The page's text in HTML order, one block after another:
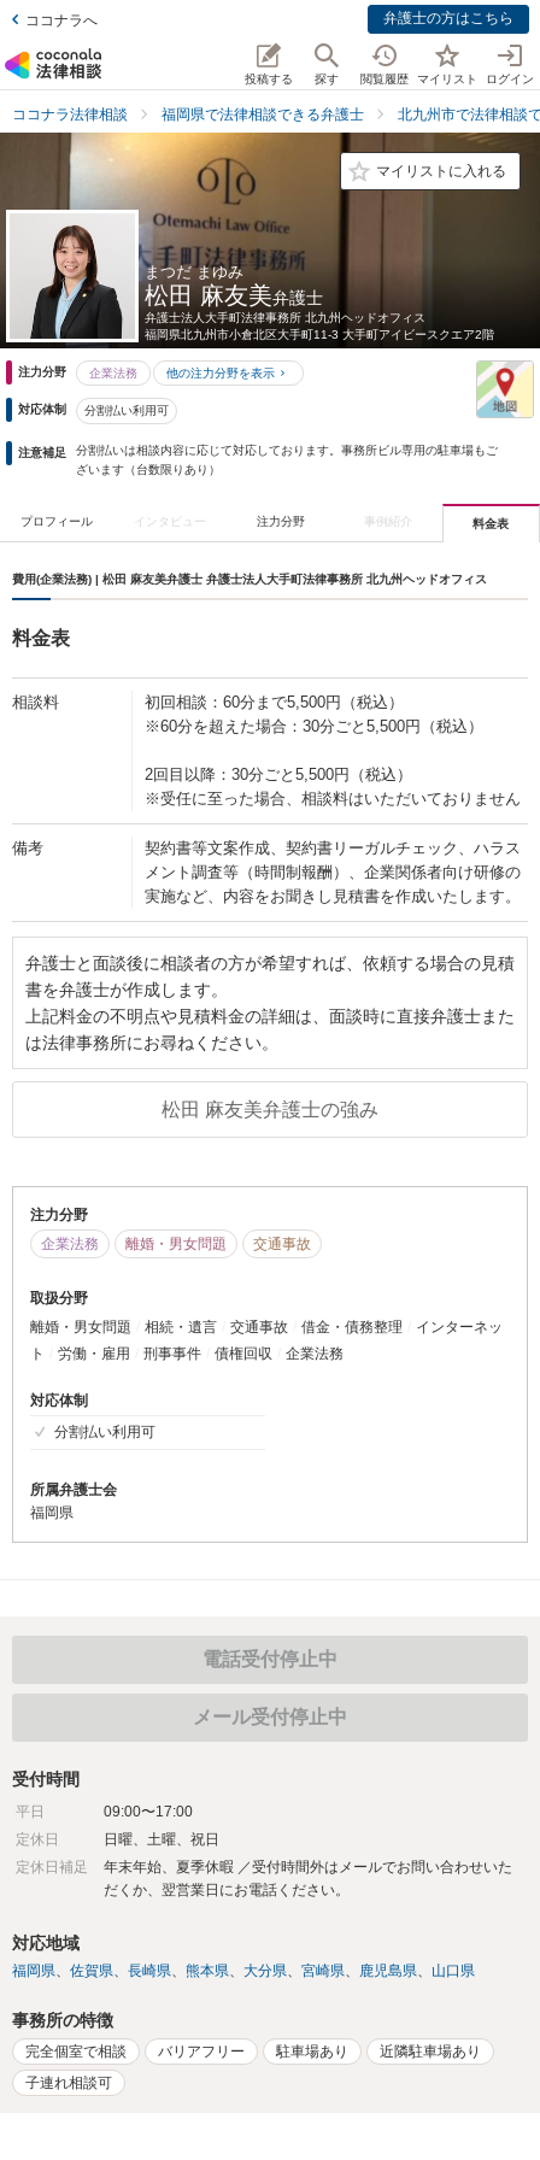
ココナラへ 弁護士の方はこちら
投稿する 探す 閲覧履歴 マイリスト ログイン
ココナラ法律相談 福岡県で法律相談できる弁護士 北九州市で法律相談
マイリストに入れる
まつだ まゆみ
松田 麻友美弁護士
弁護士法人大手町法律事務所 北九州ヘッドオフィス
福岡県北九州市小倉北区大手町11-3 大手町アイビースクエア2階
注力分野 企業法務 他の注力分野を表示
対応体制 分割払い利用可
注意補足
分割払いは相談内容に応じて対応しております。事務所ビル専用の駐車場もご
ざいます（台数限りあり）
プロフィール インタビュー 注力分野 事例紹介 料金表
費用(企業法務) | 松田 麻友美弁護士 弁護士法人大手町法律事務所 北九州ヘッドオフィス
料金表
相談料
初回相談：60分まで5,500円（税込）
※60分を超えた場合：30分ごと5,500円（税込）
2回目以降：30分ごと5,500円（税込）
※受任に至った場合、相談料はいただいておりません
備考
契約書等文案作成、契約書リーガルチェック、ハラス
メント調査等（時間制報酬）、企業関係者向け研修の
実施など、内容をお聞きし見積書を作成いたします。
弁護士と面談後に相談者の方が希望すれば、依頼する場合の見積
書を弁護士が作成します。
上記料金の不明点や見積料金の詳細は、面談時に直接弁護士また
は法律事務所にお尋ねください。
松田 麻友美弁護士の強み
注力分野
企業法務
離婚・男女問題 交通事故
取扱分野
離婚・男女問題
相続・遺言 交通事故 借金・債務整理
インターネッ
ト
労働・雇用 刑事事件 債権回収 企業法務
対応体制
分割払い利用可
所属弁護士会
福岡県
電話受付停止中
メール受付停止中
受付時間
平日
09:00〜17:00
定休日
日曜、土曜、祝日
定休日補足
年末年始、夏季休暇 ／受付時間外はメールでお問い合わせいた
だくか、翌営業日にお電話ください。
対応地域
福岡県 佐賀県 長崎県 熊本県 大分県 宮崎県 鹿児島県 山口県
事務所の特徴
完全個室で相談 バリアフリー 駐車場あり
近隣駐車場あり
子連れ相談可